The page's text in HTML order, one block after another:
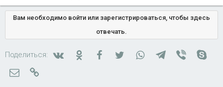
Вам необходимо войти или зарегистрироваться, чтобы здесь
отвечать.
Поделиться: ВконтактеОдноклассники
FacebookTwitterWhatsAppTelegram
Viber
Электронная почта